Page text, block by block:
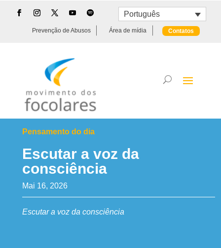
Português
Prevenção de Abusos Área de mídia Contatos
Pensamento do dia
Escutar a voz da
consciência
Mai 16, 2026
Escutar a voz da consciência